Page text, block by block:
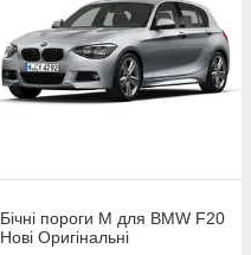
Бічні пороги М для BMW F20
Нові Оригінальні